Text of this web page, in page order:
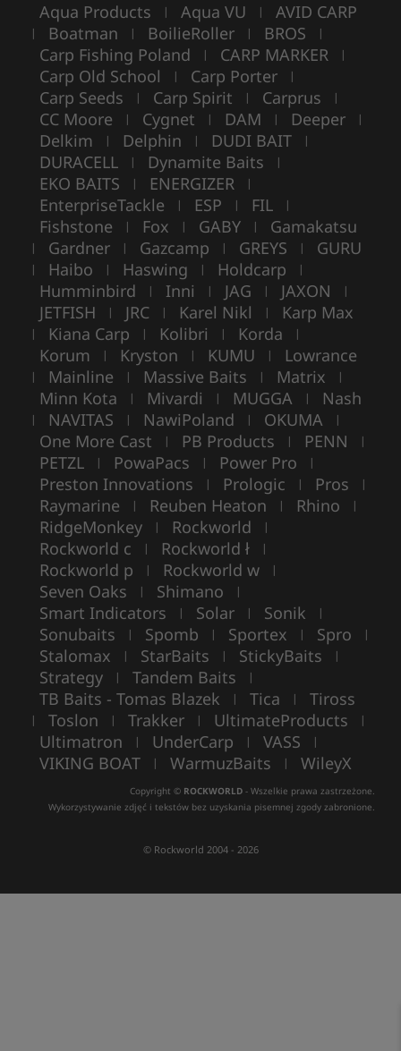
Aqua Products | Aqua VU | AVID CARP
| Boatman | BoilieRoller | BROS |
Carp Fishing Poland | CARP MARKER |
Carp Old School | Carp Porter |
Carp Seeds | Carp Spirit | Carprus |
CC Moore | Cygnet | DAM | Deeper |
Delkim | Delphin | DUDI BAIT |
DURACELL | Dynamite Baits |
EKO BAITS | ENERGIZER |
EnterpriseTackle | ESP | FIL |
Fishstone | Fox | GABY | Gamakatsu
| Gardner | Gazcamp | GREYS | GURU
| Haibo | Haswing | Holdcarp |
Humminbird | Inni | JAG | JAXON |
JETFISH | JRC | Karel Nikl | Karp Max
| Kiana Carp | Kolibri | Korda |
Korum | Kryston | KUMU | Lowrance
| Mainline | Massive Baits | Matrix |
Minn Kota | Mivardi | MUGGA | Nash
| NAVITAS | NawiPoland | OKUMA |
One More Cast | PB Products | PENN |
PETZL | PowaPacs | Power Pro |
Preston Innovations | Prologic | Pros |
Raymarine | Reuben Heaton | Rhino |
RidgeMonkey | Rockworld |
Rockworld c | Rockworld ł |
Rockworld p | Rockworld w |
Seven Oaks | Shimano |
Smart Indicators | Solar | Sonik |
Sonubaits | Spomb | Sportex | Spro |
Stalomax | StarBaits | StickyBaits |
Strategy | Tandem Baits |
TB Baits - Tomas Blazek | Tica | Tiross
| Toslon | Trakker | UltimateProducts |
Ultimatron | UnderCarp | VASS |
VIKING BOAT | WarmuzBaits | WileyX
Copyright © ROCKWORLD - Wszelkie prawa zastrzeżone.
Wykorzystywanie zdjęć i tekstów bez uzyskania pisemnej zgody zabronione.
© Rockworld 2004 - 2026